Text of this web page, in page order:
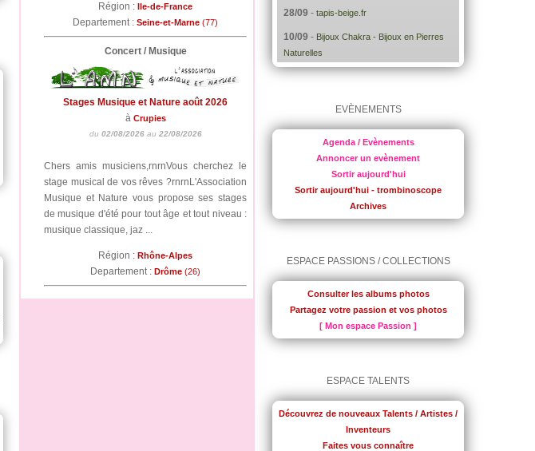
Région : Ile-de-France
Departement : Seine-et-Marne (77)
Concert / Musique
Stages Musique et Nature août 2026
à Crupies
du 02/08/2026au 22/08/2026
Chers amis musiciens,rnrnVous cherchez le
stage musical de vos rêves ?rnrnL'Association
Musique et Nature vous propose ses stages
de musique d'été pour tout âge et tout niveau :
musique classique, jaz ...
Région : Rhône-Alpes
Departement : Drôme (26)
28/09 - tapis-beige.fr
10/09 - Bijoux Chakra - Bijoux en Pierres
Naturelles
EVÈNEMENTS
Agenda / Evènements
Annoncer un evènement
Sortir aujourd'hui
Sortir aujourd'hui - trombinoscope
Archives
ESPACE PASSIONS / COLLECTIONS
Consulter les albums photos
Partagez votre passion et vos photos
[ Mon espace Passion ]
ESPACE TALENTS
Découvrez de nouveaux Talents / Artistes /
Inventeurs
Faites vous connaître